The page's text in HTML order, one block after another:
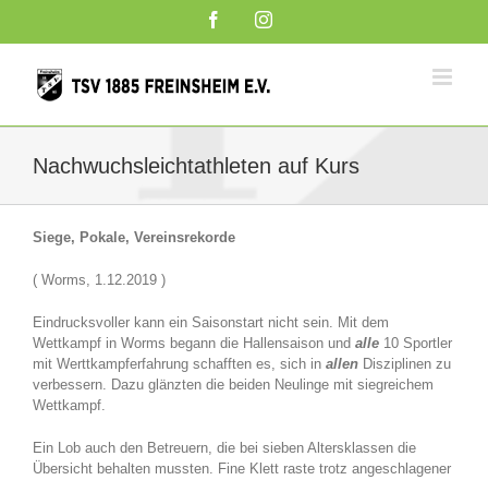
FacebookInstagram
Nachwuchsleichtathleten auf Kurs
Siege, Pokale, Vereinsrekorde
( Worms, 1.12.2019 )
Eindrucksvoller kann ein Saisonstart nicht sein. Mit dem
Wettkampf in Worms begann die Hallensaison und alle 10 Sportler
mit Werttkampferfahrung schafften es, sich in allen Disziplinen zu
verbessern. Dazu glänzten die beiden Neulinge mit siegreichem
Wettkampf.
Ein Lob auch den Betreuern, die bei sieben Altersklassen die
Übersicht behalten mussten. Fine Klett raste trotz angeschlagener